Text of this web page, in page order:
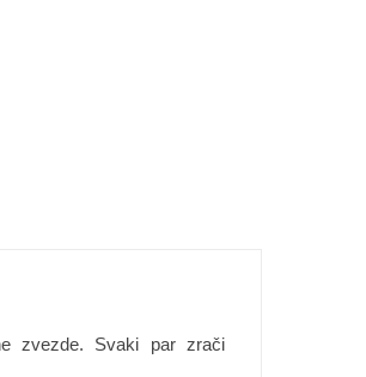
zvezde. Svaki par zrači